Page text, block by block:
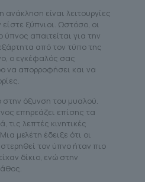
είναι λειτουργίες
ξύπνιοι. Ωστόσο, οι
ύπνος απαιτείται για την
από τον τύπο της
ο εγκέφαλός σας
να απορροφήσει και να
όξυνση του μυαλού.
επηρεάζει επίσης τα
τις λεπτές κινητικές
μελέτη έδειξε ότι οι
τον ύπνο ήταν πιο
δίκιο, ενώ στην